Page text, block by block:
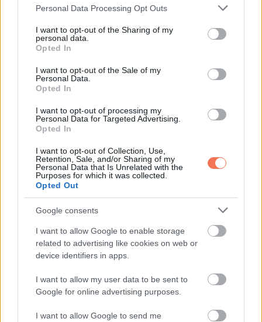
Please note that this website/app uses one or more Google
not limited to your visit or usage behaviour. You may click to
grant or deny consent to Google and its third-party tags to
use your data for below specified purposes in below Google
consent section.
Personal Data Processing Opt Outs
I want to opt-out of the Sharing of my
personal data.
Opted In
I want to opt-out of the Sale of my
Personal Data.
Opted In
I want to opt-out of processing my
Personal Data for Targeted Advertising.
Opted In
I want to opt-out of Collection, Use,
Retention, Sale, and/or Sharing of my
Personal Data that Is Unrelated with the
Purposes for which it was collected.
Opted Out
Google consents
I want to allow Google to enable storage
related to advertising like cookies on web or
device identifiers in apps.
I want to allow my user data to be sent to
Google for online advertising purposes.
I want to allow Google to send me
A házaspárnak az a szerencséje, hogy Charlie apukájának
fizet egy kis díjat, hogy az angliai Essexben lévő földjén
parkolhasson. Ez lehetővé teszi, hogy a párnak legyen egy
bájos terasza, és házi kecskéket tartsanak, akiket Monty és
Darwin néven is ismernek.